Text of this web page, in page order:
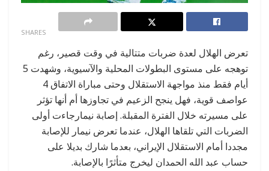
SHARES
تعرض الهلال لعدة ضربات متتالية في وقت قصير، رغم
توهجه على مستوى البطولات المحلية والآسيوية، وشهدت 5
أيام فقط منذ مواجهة الاستقلال وحتى مباراة الاتفاق 4
عواصف قوية، فهل ينجح الزعيم في تجاوزها أم أنها تؤثر
على مسيرته خلال الفترة المقبلة. إصابة نيمارجاءت أولى
الضربات التي تلقاها الهلال، عندما تعرض نيمار للإصابة
مجددا أمام الاستقلال الإيراني، بعدما شارك بديلا على
حساب عبد الله الحمدان ليخرج متأثرًا بالإصابة.